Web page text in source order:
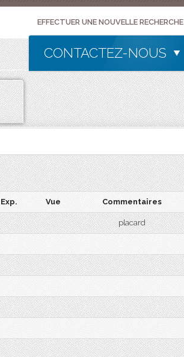
EFFECTUER UNE NOUVELLE RECHERCHE
CONTACTEZ-NOUS
Exp. Vue Commentaires
placard